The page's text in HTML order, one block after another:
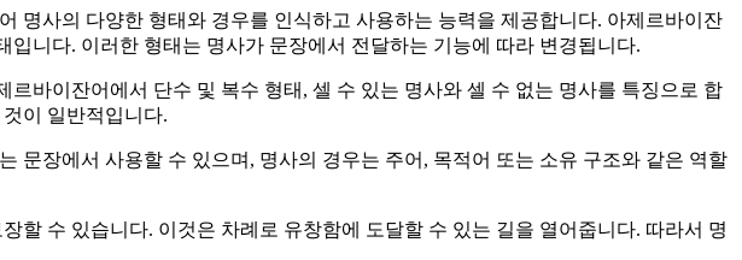
명사의 다양한 형태와 경우를 인식하고 사용하는 능력을 제공합니다. 아제르바이잔
니다. 이러한 형태는 명사가 문장에서 전달하는 기능에 따라 변경됩니다.
바이잔어에서 단수 및 복수 형태, 셀 수 있는 명사와 셀 수 없는 명사를 특징으로 합
이 일반적입니다.
문장에서 사용할 수 있으며, 명사의 경우는 주어, 목적어 또는 소유 구조와 같은 역할
할 수 있습니다. 이것은 차례로 유창함에 도달할 수 있는 길을 열어줍니다. 따라서 명